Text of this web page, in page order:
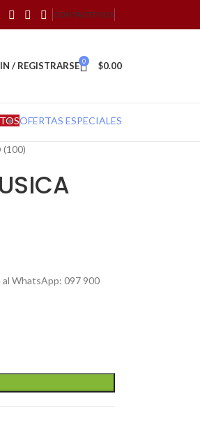
CONTÁCTENOS
/ REGISTRARSE 0 $0.00
OFERTAS ESPECIALES
(100)
al WhatsApp: 097 900